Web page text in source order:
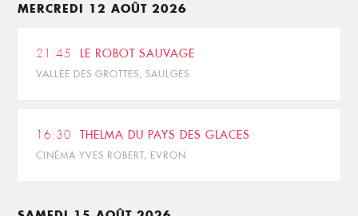
MERCREDI 12 AOÛT 2026
21:45 LE ROBOT SAUVAGE
VALLÉE DES GROTTES, SAULGES
16:30 THELMA DU PAYS DES GLACES
CINÉMA YVES ROBERT, EVRON